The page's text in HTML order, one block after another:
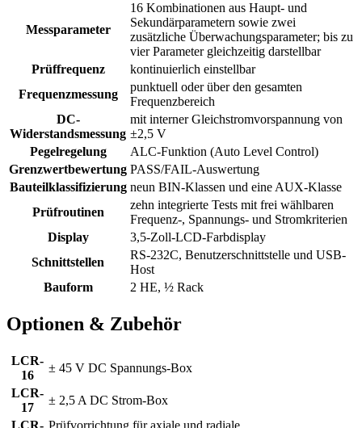
Messparameter
16 Kombinationen aus Haupt- und
Sekundärparametern sowie zwei
zusätzliche Überwachungsparameter; bis zu
vier Parameter gleichzeitig darstellbar
Prüffrequenz
kontinuierlich einstellbar
Frequenzmessung
punktuell oder über den gesamten
Frequenzbereich
DC-
Widerstandsmessung
mit interner Gleichstromvorspannung von
±2,5 V
Pegelregelung
ALC-Funktion (Auto Level Control)
Grenzwertbewertung PASS/FAIL-Auswertung
Bauteilklassifizierung neun BIN-Klassen und eine AUX-Klasse
Prüfroutinen
zehn integrierte Tests mit frei wählbaren
Frequenz-, Spannungs- und Stromkriterien
Display
3,5-Zoll-LCD-Farbdisplay
Schnittstellen
RS-232C, Benutzerschnittstelle und USB-
Host
Bauform
2 HE, ½ Rack
Optionen & Zubehör
LCR-
16
± 45 V DC Spannungs-Box
LCR-
17
± 2,5 A DC Strom-Box
LCR- Prüfvorrichtung für axiale und radiale